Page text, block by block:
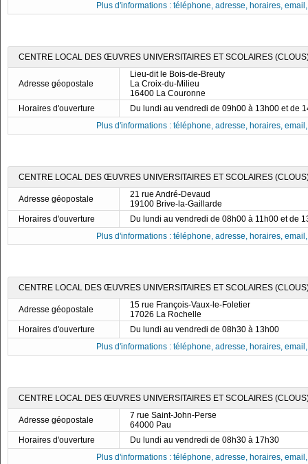
Plus d'informations : téléphone, adresse, horaires,
CENTRE LOCAL DES ŒUVRES UNIVERSITAIRES ET SCOLAIRES
Adresse géopostale
Lieu-dit le Bois-de-Breuty
La Croix-du-Milieu
16400 La Couronne
Horaires d'ouverture
Du lundi au vendredi de 09h00 à 13h00 et de
Plus d'informations : téléphone, adresse, horaires,
CENTRE LOCAL DES ŒUVRES UNIVERSITAIRES ET SCOLAIRES
Adresse géopostale
21 rue André-Devaud
19100 Brive-la-Gaillarde
Horaires d'ouverture
Du lundi au vendredi de 08h00 à 11h00 et de
Plus d'informations : téléphone, adresse, horaires,
CENTRE LOCAL DES ŒUVRES UNIVERSITAIRES ET SCOLAIRES
Adresse géopostale
15 rue François-Vaux-le-Foletier
17026 La Rochelle
Horaires d'ouverture
Du lundi au vendredi de 08h30 à 13h00
Plus d'informations : téléphone, adresse, horaires,
CENTRE LOCAL DES ŒUVRES UNIVERSITAIRES ET SCOLAIRES
Adresse géopostale
7 rue Saint-John-Perse
64000 Pau
Horaires d'ouverture
Du lundi au vendredi de 08h30 à 17h30
Plus d'informations : téléphone, adresse, horaires,